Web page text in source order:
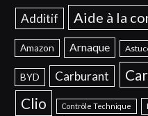
Additif Aide à la
Amazon Arnaque
BYD Carburant
Clio Contrôle Technique